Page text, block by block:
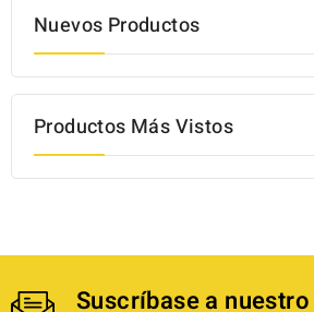
Nuevos Productos
Productos Más Vistos
Suscríbase a